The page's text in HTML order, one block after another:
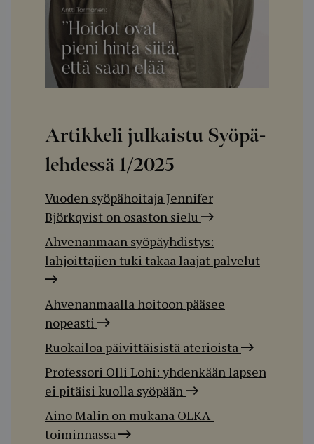
Artikkeli julkaistu Syöpä-
lehdessä1/2025
Vuoden syöpähoitaja Jennifer
Björkqvist on osaston sielu
Ahvenanmaan syöpäyhdistys:
lahjoittajien tuki takaa laajat palvelut
Ahvenanmaalla hoitoon pääsee
nopeasti
Ruokailoa päivittäisistä aterioista
Professori Olli Lohi: yhdenkään lapsen
ei pitäisi kuolla syöpään
Aino Malin on mukana OLKA-
toiminnassa